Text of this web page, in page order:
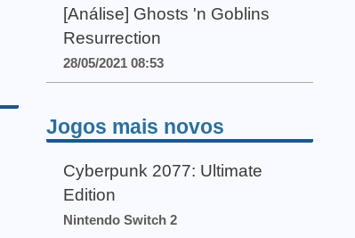
[Análise] Ghosts 'n Goblins
Resurrection
28/05/2021 08:53
Jogos mais novos
Cyberpunk 2077: Ultimate
Edition
Nintendo Switch 2